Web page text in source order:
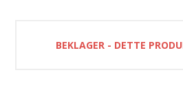
BEKLAGER - DETTE